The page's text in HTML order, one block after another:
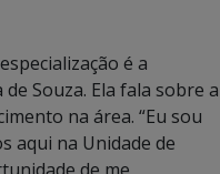
é a
Souza. Ela fala sobre a
na área. “Eu sou
aqui na Unidade de